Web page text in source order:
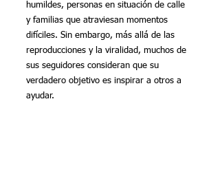
humildes, personas en situación de calle
y familias que atraviesan momentos
difíciles. Sin embargo, más allá de las
reproducciones y la viralidad, muchos de
sus seguidores consideran que su
verdadero objetivo es inspirar a otros a
ayudar.